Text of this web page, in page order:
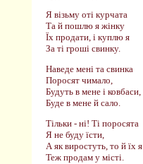
Я візьму оті курчата
Та й пошлю я жінку
Їх продати, і куплю я
За ті гроші свинку.
Наведе мені та свинка
Поросят чимало,
Будуть в мене і ковбаси,
Буде в мене й сало.
Тільки - ні! Ті поросята
Я не буду їсти,
А як виростуть, то й їх я
Теж продам у місті.